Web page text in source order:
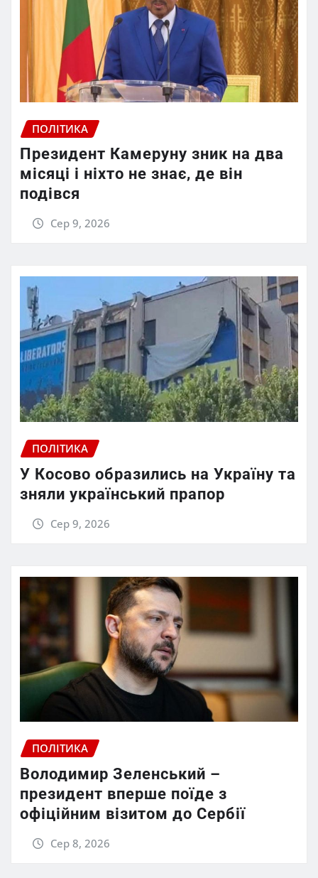
ПОЛІТИКА
Президент Камеруну зник на два
місяці і ніхто не знає, де він
подівся
Сер 9, 2026
ПОЛІТИКА
У Косово образились на Україну та
зняли український прапор
Сер 9, 2026
ПОЛІТИКА
Володимир Зеленський –
президент вперше поїде з
офіційним візитом до Сербії
Сер 8, 2026